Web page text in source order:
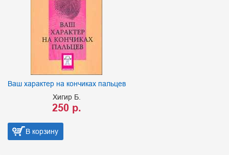
Ваш характер на кончиках пальцев
Хигир Б.
250 р.
В корзину